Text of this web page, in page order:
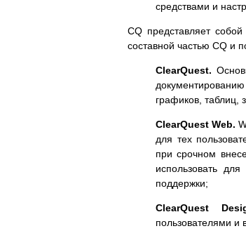
средствами и
CQ представляет
составной частью CQ и
ClearQuest.
графиков, таблиц,
ClearQuest Web.
для тех
при срочном
использовать
поддержки;
ClearQuest
пользователями